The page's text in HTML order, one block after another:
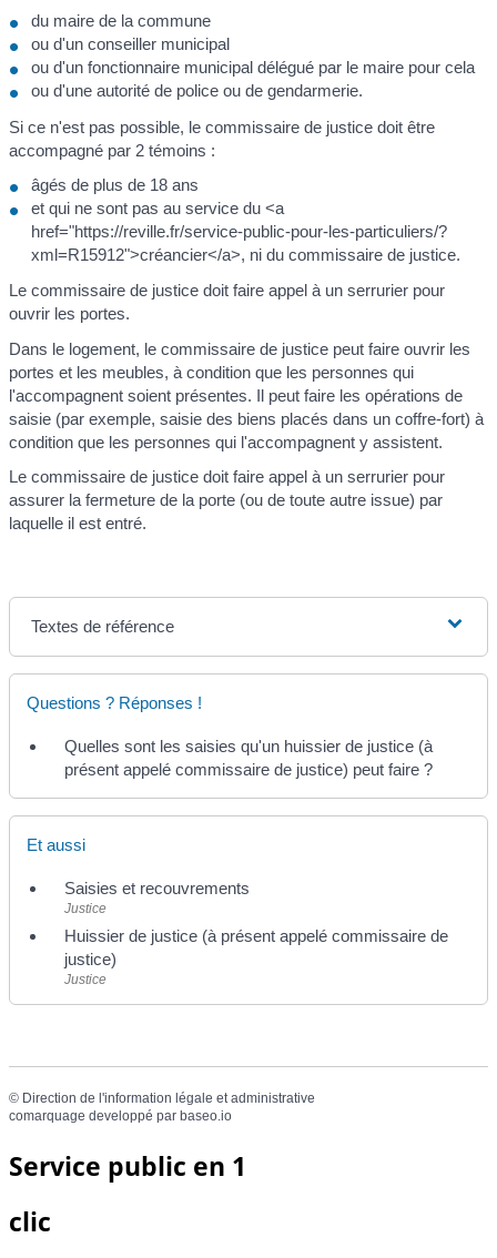
du maire de la commune
ou d'un conseiller municipal
ou d'un fonctionnaire municipal délégué par le maire pour cela
ou d'une autorité de police ou de gendarmerie.
Si ce n'est pas possible, le commissaire de justice doit être
accompagné par 2 témoins :
âgés de plus de 18 ans
et qui ne sont pas au service du <a
href="https://reville.fr/service-public-pour-les-particuliers/?
xml=R15912">créancier</a>, ni du commissaire de justice.
Le commissaire de justice doit faire appel à un serrurier pour
ouvrir les portes.
Dans le logement, le commissaire de justice peut faire ouvrir les
portes et les meubles, à condition que les personnes qui
l'accompagnent soient présentes. Il peut faire les opérations de
saisie (par exemple, saisie des biens placés dans un coffre-fort) à
condition que les personnes qui l'accompagnent y assistent.
Le commissaire de justice doit faire appel à un serrurier pour
assurer la fermeture de la porte (ou de toute autre issue) par
laquelle il est entré.
Textes de référence
Questions ? Réponses !
Quelles sont les saisies qu'un huissier de justice (à
présent appelé commissaire de justice) peut faire ?
Et aussi
Saisies et recouvrements
Justice
Huissier de justice (à présent appelé commissaire de
justice)
Justice
© Direction de l'information légale et administrative
comarquage developpé par baseo.io
Service public en 1
clic